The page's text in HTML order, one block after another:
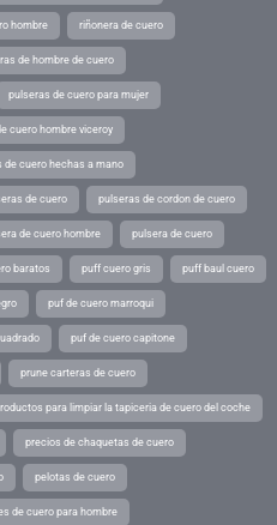
hombre riñonera de cuero
de hombre de cuero
pulseras de cuero para mujer
cuero hombre viceroy
de cuero hechas a mano
de cuero pulseras de cordon de cuero
de cuero hombre pulsera de cuero
baratos puff cuero gris puff baul cuero
puf de cuero marroqui
puf de cuero capitone
prune carteras de cuero
para limpiar la tapiceria de cuero del coche
precios de chaquetas de cuero
pelotas de cuero
de cuero para hombre